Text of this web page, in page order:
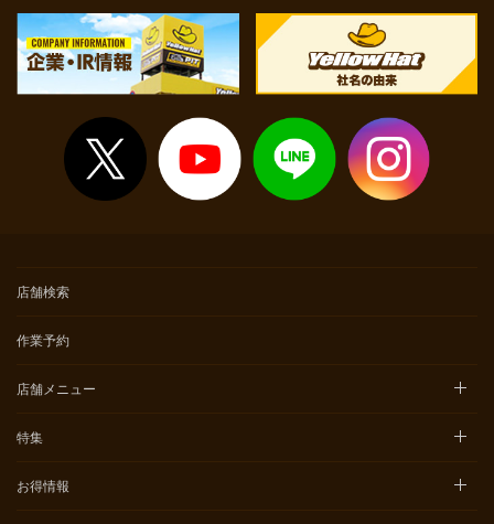
店舗検索
作業予約
店舗メニュー
特集
お得情報